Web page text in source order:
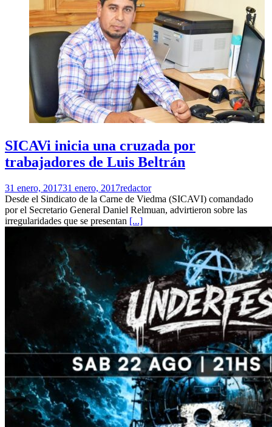
SICAVi inicia una cruzada por
trabajadores de Luis Beltrán
31 enero, 201731 enero, 2017redactor
Desde el Sindicato de la Carne de Viedma (SICAVI) comandado
por el Secretario General Daniel Relmuan, advirtieron sobre las
irregularidades que se presentan [...]